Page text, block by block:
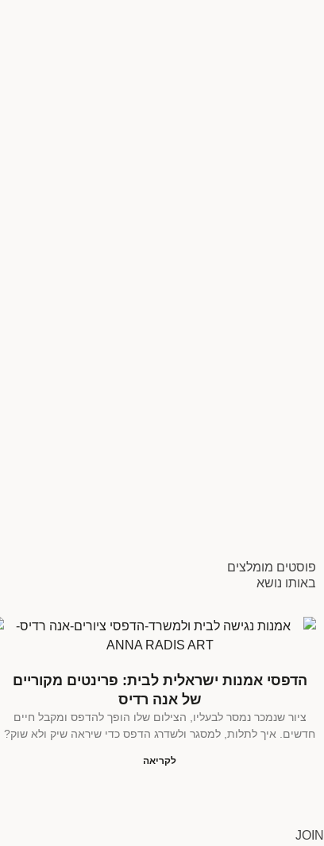
פוסטים מומלצים
באותו נושא
הדפסי אמנות ישראלית לבית: פרינטים מקוריים
של אנה רדיס
ציור שנמכר נמסר לבעליו, הצילום שלו הופך להדפס ומקבל חיים
חדשים. איך לתלות, למסגר ולשדרג הדפס כדי שיראה שיק ולא שוק?
לקריאה
JOIN